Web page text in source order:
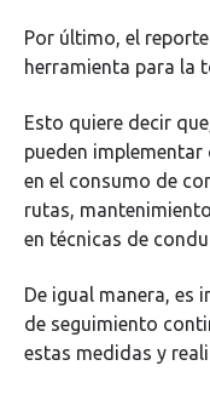
Por último, el
herramienta para la
Esto quiere decir
pueden
en el consumo de
rutas,
en técnicas de
De igual manera, es
de seguimiento
estas medidas y